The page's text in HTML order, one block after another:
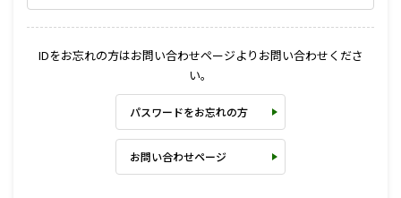
IDをお忘れの方はお問い合わせページよりお問い合わせくださ
い。
パスワードをお忘れの方
お問い合わせページ